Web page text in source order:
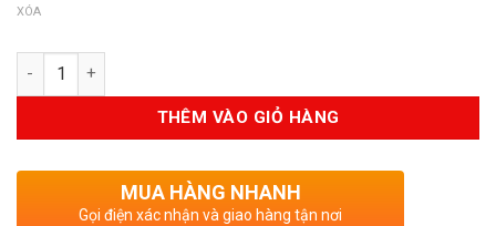
XÓA
Số lượng
THÊM VÀO GIỎ HÀNG
MUA HÀNG NHANH
Gọi điện xác nhận và giao hàng tận nơi